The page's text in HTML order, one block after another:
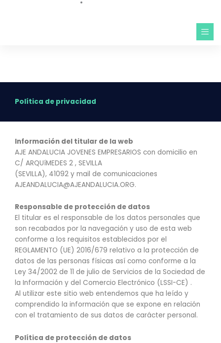
Política de privacidad
Información del titular de la web
AJE ANDALUCIA JOVENES EMPRESARIOS con domicilio en
C/ ARQUíMEDES 2 , SEVILLA
(SEVILLA), 41092 y mail de comunicaciones
AJEANDALUCIA@AJEANDALUCIA.ORG.
Responsable de protección de datos
El titular es el responsable de los datos personales que
son recabados por la navegación y uso de esta web
conforme a los requisitos establecidos por el
REGLAMENTO (UE) 2016/679 relativo a la protección de
datos de las personas físicas así como conforme a la
Ley 34/2002 de 11 de julio de Servicios de la Sociedad de
la Información y del Comercio Electrónico (LSSI-CE) .
Al utilizar este sitio web entendemos que ha leído y
comprendido la información que se expone en relación
con el tratamiento de sus datos de carácter personal.
Política de protección de datos